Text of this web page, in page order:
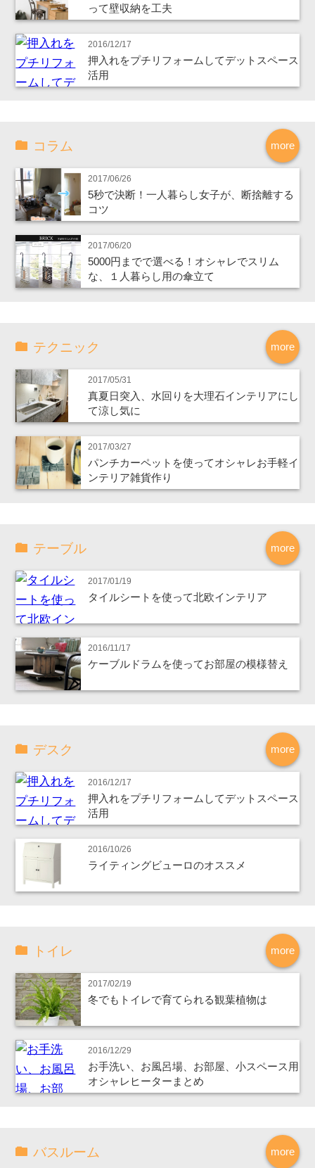
って壁収納を工夫
2016/12/17
押入れをプチリフォームしてデットスペース
活用
more
コラム
2017/06/26
5秒で決断！一人暮らし女子が、断捨離する
コツ
2017/06/20
5000円までで選べる！オシャレでスリム
な、１人暮らし用の傘立て
more
テクニック
2017/05/31
真夏日突入、水回りを大理石インテリアにし
て涼し気に
2017/03/27
パンチカーペットを使ってオシャレお手軽イ
ンテリア雑貨作り
more
テーブル
2017/01/19
タイルシートを使って北欧インテリア
2016/11/17
ケーブルドラムを使ってお部屋の模様替え
more
デスク
2016/12/17
押入れをプチリフォームしてデットスペース
活用
2016/10/26
ライティングビューロのオススメ
more
トイレ
2017/02/19
冬でもトイレで育てられる観葉植物は
2016/12/29
お手洗い、お風呂場、お部屋、小スペース用
オシャレヒーターまとめ
more
バスルーム